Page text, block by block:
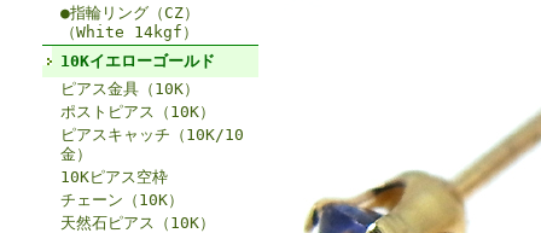
●指輪リング（CZ）
（White 14kgf）
10Kイエローゴールド
ピアス金具（10K）
ポストピアス（10K）
ピアスキャッチ（10K/10
金）
10Kピアス空枠
チェーン（10K）
天然石ピアス（10K）